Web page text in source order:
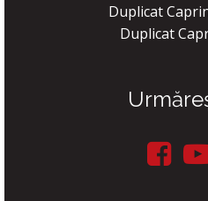
Duplicat
Duplicat